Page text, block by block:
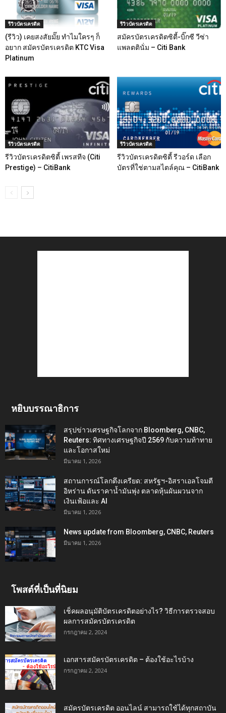
รีวิวบัตรเครดิต
(รีวิว) เคยสงสัยมั๊ย ทำไมใครๆ ก็
อยาก สมัครบัตรเครดิต KTC Visa
Platinum
รีวิวบัตรเครดิต
สมัครบัตรเครดิตซิตี้-บิ๊กซี วีซ่า
แพลตตินั่ม – Citi Bank
รีวิวบัตรเครดิต
รีวิวบัตรเครดิตซิตี้ เพรสทีจ (Citi
Prestige) – CitiBank
รีวิวบัตรเครดิต
รีวิวบัตรเครดิตซิตี้ รีวอร์ด เลือก
บัตรที่ใช่ตามสไตล์คุณ – CitiBank
หยิบบรรณาธิการ
สรุปข่าวเศรษฐกิจโลกจาก Bloomberg, CNBC,
Reuters: ทิศทางเศรษฐกิจปี 2569 กับความท้าทาย
และโอกาสใหม่
มีนาคม 1, 2026
สถานการณ์โลกตึงเครียด: สหรัฐฯ-อิสราเอลโจมตี
อิหร่าน ดันราคาน้ำมันพุ่ง ตลาดหุ้นผันผวนจาก
เงินเฟ้อและ AI
มีนาคม 1, 2026
News update from Bloomberg, CNBC, Reuters
มีนาคม 1, 2026
โพสต์ที่เป็นที่นิยม
เช็คผลอนุมัติบัตรเครดิตอย่างไร? วิธีการตรวจสอบ
ผลการสมัครบัตรเครดิต
กรกฎาคม 2, 2024
เอกสารสมัครบัตรเครดิต – ต้องใช้อะไรบ้าง
กรกฎาคม 2, 2024
สมัครบัตรเครดิต ออนไลน์ สามารถใช้ได้ทุกสถาบัน